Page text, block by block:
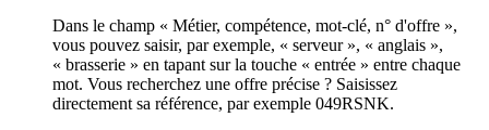
Dans le champ « Métier, compétence, mot-clé, n° d'offre »,
vous pouvez saisir, par exemple, « serveur », « anglais »,
« brasserie » en tapant sur la touche « entrée » entre chaque
mot. Vous recherchez une offre précise ? Saisissez
directement sa référence, par exemple 049RSNK.